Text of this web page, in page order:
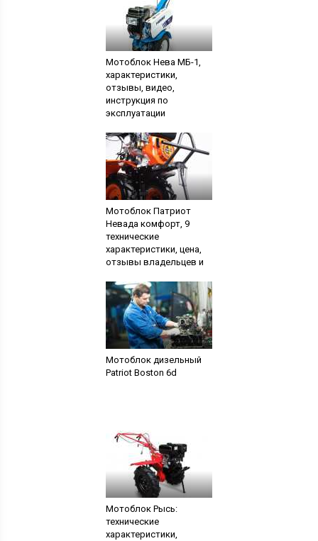
мотоблоках, советы,
инструкции и многое
другое
Мотоблок Нева МБ-1,
характеристики,
отзывы, видео,
инструкция по
эксплуатации
Мотоблок Патриот
Невада комфорт, 9
технические
характеристики, цена,
отзывы владельцев и
Мотоблок дизельный
Patriot Boston 6d
Мотоблок Рысь:
технические
характеристики,